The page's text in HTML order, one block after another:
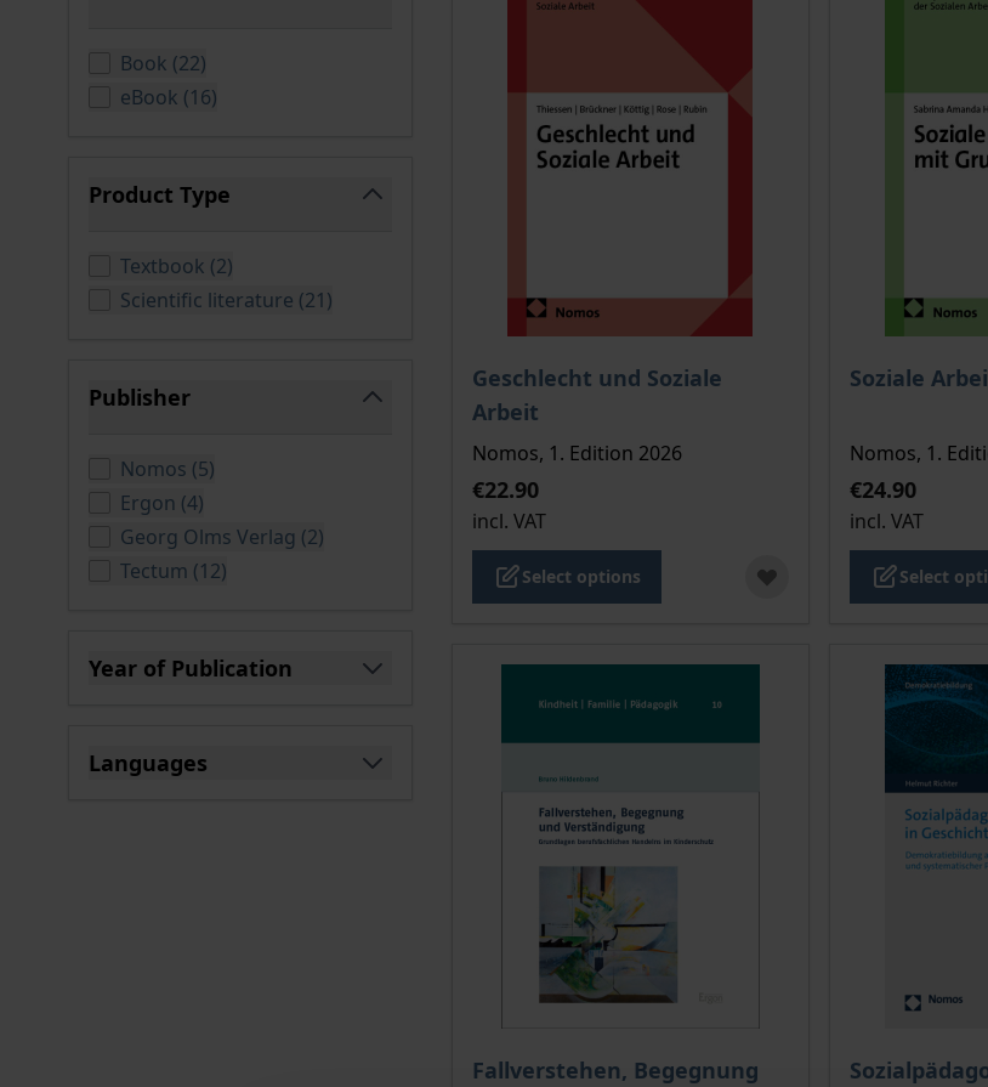
Book (22products available
)
eBook (16products available
)
Product Type
Textbook (2products available
)
Scientific literature (21products available
)
Publisher
Nomos (5products available
)
Ergon (4products available
)
Georg Olms Verlag (2products available
)
Tectum (12products available
)
Year of Publication
Languages
Geschlecht und Soziale
Arbeit
The price depends on the options chosen on the product
Nomos, 1. Edition 2026
€22.90
incl. VAT
Select options
Soziale
The price
Nomos, 1.
€24.90
incl. VAT
Select
Fallverstehen, Begegnung
The price depends on the options chosen on the
The price